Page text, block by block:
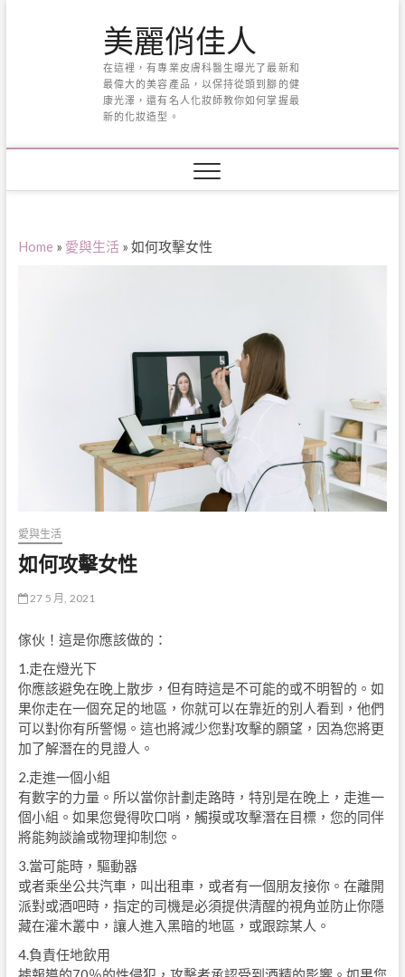
美麗俏佳人
在這裡，有專業皮膚科醫生曝光了最新和
最偉大的美容產品，以保持從頭到腳的健
康光澤，還有名人化妝師教你如何掌握最
新的化妝造型。
Home » 愛與生活» 如何攻擊女性
愛與生活
如何攻擊女性
27 5 月, 2021
傢伙！這是你應該做的：
1.走在燈光下
你應該避免在晚上散步，但有時這是不可能的或不明智的。如
果你走在一個充足的地區，你就可以在靠近的別人看到，他們
可以對你有所警惕。這也將減少您對攻擊的願望，因為您將更
加了解潛在的見證人。
2.走進一個小組
有數字的力量。所以當你計劃走路時，特別是在晚上，走進一
個小組。如果您覺得吹口哨，觸摸或攻擊潛在目標，您的同伴
將能夠談論或物理抑制您。
3.當可能時，驅動器
或者乘坐公共汽車，叫出租車，或者有一個朋友接你。在離開
派對或酒吧時，指定的司機是必須提供清醒的視角並防止你隱
藏在灌木叢中，讓人進入黑暗的地區，或跟踪某人。
4.負責任地飲用